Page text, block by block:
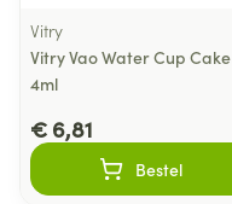
Vitry
Vitry Vao Water Cup Cake
4ml
€ 6,81
Bestel